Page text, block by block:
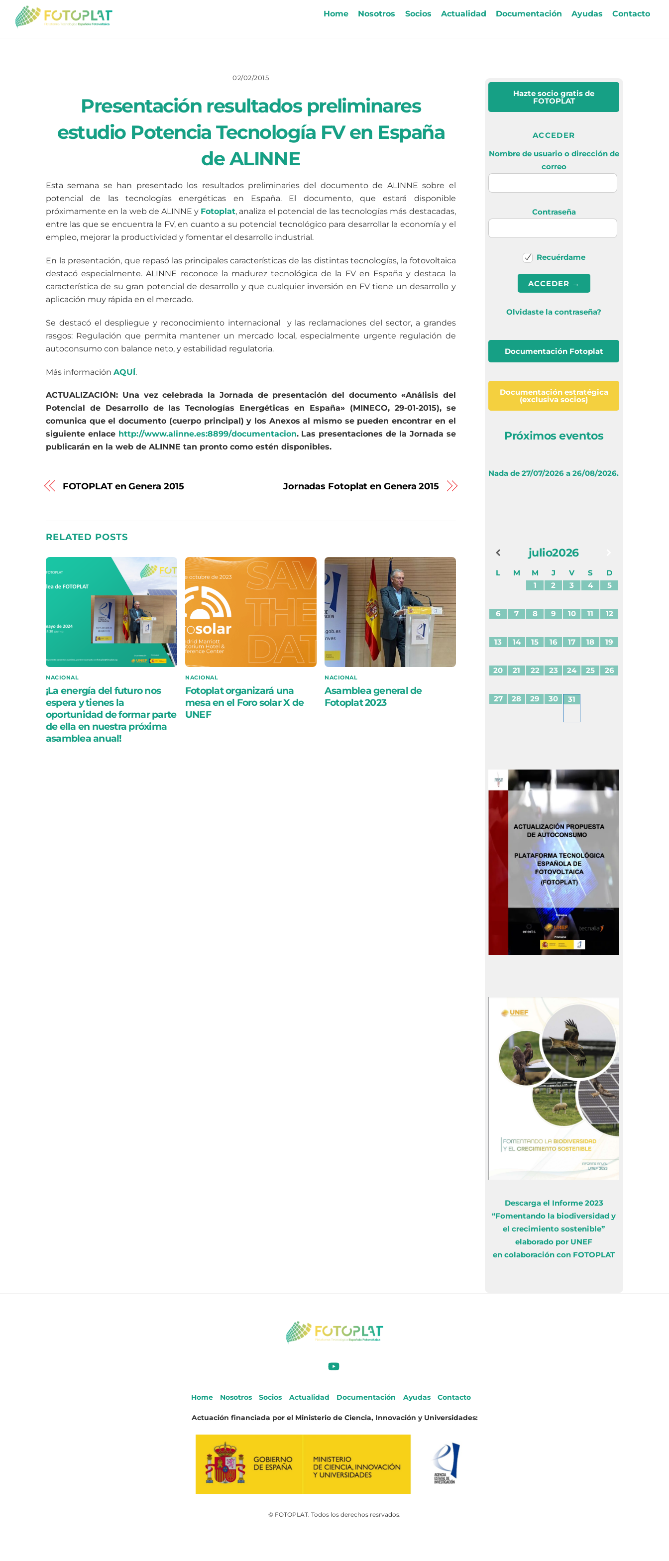
content
Home Nosotros Socios Actualidad Documentación Ayudas Contacto
02/02/2015
Presentación resultados preliminares
estudio Potencia Tecnología FV en España
de ALINNE
Esta semana se han presentado los resultados preliminaries del documento de ALINNE sobre el
potencial de las tecnologías energéticas en España. El documento, que estará disponible
próximamente en la web de ALINNE y Fotoplat, analiza el potencial de las tecnologías más destacadas,
entre las que se encuentra la FV, en cuanto a su potencial tecnológico para desarrollar la economía y el
empleo, mejorar la productividad y fomentar el desarrollo industrial.
En la presentación, que repasó las principales características de las distintas tecnologías, la fotovoltaica
destacó especialmente. ALINNE reconoce la madurez tecnológica de la FV en España y destaca la
característica de su gran potencial de desarrollo y que cualquier inversión en FV tiene un desarrollo y
aplicación muy rápida en el mercado.
Se destacó el despliegue y reconocimiento internacional y las reclamaciones del sector, a grandes
rasgos: Regulación que permita mantener un mercado local, especialmente urgente regulación de
autoconsumo con balance neto, y estabilidad regulatoria.
Más información AQUÍ.
ACTUALIZACIÓN: Una vez celebrada la Jornada de presentación del documento «Análisis del
Potencial de Desarrollo de las Tecnologías Energéticas en España» (MINECO, 29-01-2015), se
comunica que el documento (cuerpo principal) y los Anexos al mismo se pueden encontrar en el
siguiente enlace http://www.alinne.es:8899/documentacion. Las presentaciones de la Jornada se
publicarán en la web de ALINNE tan pronto como estén disponibles.
FOTOPLAT en Genera 2015 Jornadas Fotoplat en Genera 2015
RELATED POSTS
NACIONAL
¡La energía del futuro nos
espera y tienes la
oportunidad de formar parte
de ella en nuestra próxima
asamblea anual!
NACIONAL
Fotoplat organizará una
mesa en el Foro solar X de
UNEF
NACIONAL
Asamblea general de
Fotoplat 2023
Hazte socio gratis de
FOTOPLAT
ACCEDER
Nombre de usuario o dirección de
correo
Contraseña
Recuérdame
Olvidaste la contraseña?
Documentación Fotoplat
Documentación estratégica
(exclusiva socios)
Próximos eventos
Nada de 27/07/2026 a 26/08/2026.
julio2026
L M M J V S
D
1
2 3 4 5
6 7 8 9 10 11 12
13 14 15 16 17 18 19
20 21 22 23 24 25 26
27 28 29 30 31
Descarga el Informe 2023
“Fomentando la biodiversidad y
el crecimiento sostenible”
elaborado por UNEF
en colaboración con FOTOPLAT
Home Nosotros Socios Actualidad Documentación Ayudas Contacto
Actuación financiada por el Ministerio de Ciencia, Innovación y Universidades:
© FOTOPLAT. Todos los derechos resrvados.